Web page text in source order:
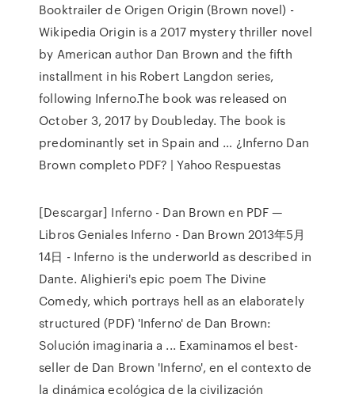
Booktrailer de Origen Origin (Brown novel) -
Wikipedia Origin is a 2017 mystery thriller novel
by American author Dan Brown and the fifth
installment in his Robert Langdon series,
following Inferno.The book was released on
October 3, 2017 by Doubleday. The book is
predominantly set in Spain and … ¿Inferno Dan
Brown completo PDF? | Yahoo Respuestas
[Descargar] Inferno - Dan Brown en PDF —
Libros Geniales Inferno - Dan Brown 2013年5月
14日 - Inferno is the underworld as described in
Dante. Alighieri's epic poem The Divine
Comedy, which portrays hell as an elaborately
structured (PDF) 'Inferno' de Dan Brown:
Solución imaginaria a ... Examinamos el best-
seller de Dan Brown 'Inferno', en el contexto de
la dinámica ecológica de la civilización